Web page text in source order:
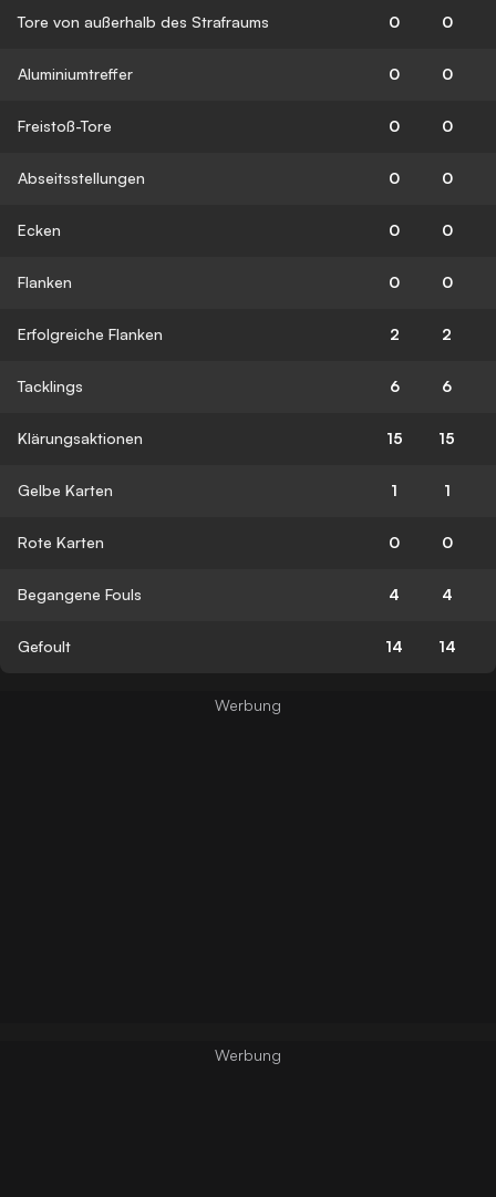
Tore von außerhalb des Strafraums 0 0
Aluminiumtreffer 0 0
Freistoß-Tore 0 0
Abseitsstellungen 0 0
Ecken 0 0
Flanken 0 0
Erfolgreiche Flanken 2 2
Tacklings 6 6
Klärungsaktionen 15 15
Gelbe Karten 1 1
Rote Karten 0 0
Begangene Fouls 4 4
Gefoult 14 14